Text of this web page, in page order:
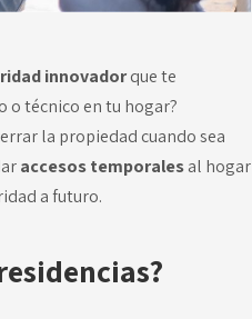
innovadorque te
o técnico en tu hogar?
la propiedad cuando sea
accesos temporalesal hogar
a futuro.